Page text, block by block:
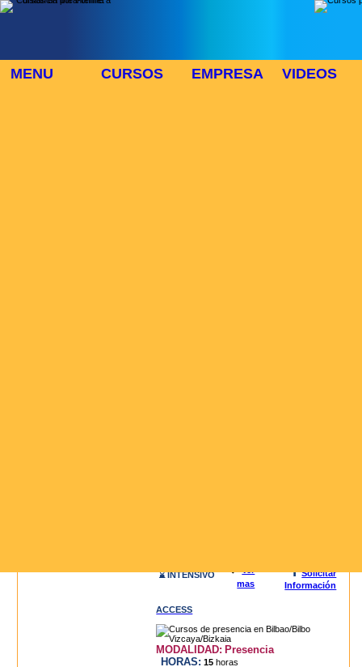
MENU CURSOS EMPRESA VIDEOS
⌛ INTENSIVO
mas
i Solicitar
Información
ACCESS
MODALIDAD: Presencia
HORAS: 15 horas